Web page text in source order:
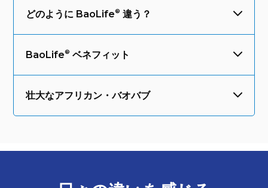
どのように BaoLife 違う？
BaoLife ベネフィット
壮大なアフリカン・バオバブ